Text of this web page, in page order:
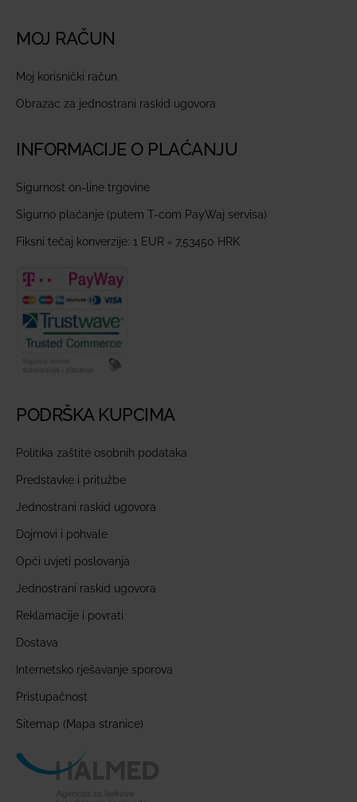
MOJ RAČUN
Moj korisnički račun
Obrazac za jednostrani raskid ugovora
INFORMACIJE O PLAĆANJU
Sigurnost on-line trgovine
Sigurno plaćanje (putem T-com PayWaj servisa)
Fiksni tečaj konverzije: 1 EUR = 7,53450 HRK
PODRŠKA KUPCIMA
Politika zaštite osobnih podataka
Predstavke i pritužbe
Jednostrani raskid ugovora
Dojmovi i pohvale
Opći uvjeti poslovanja
Jednostrani raskid ugovora
Reklamacije i povrati
Dostava
Internetsko rješavanje sporova
Pristupačnost
Sitemap (Mapa stranice)